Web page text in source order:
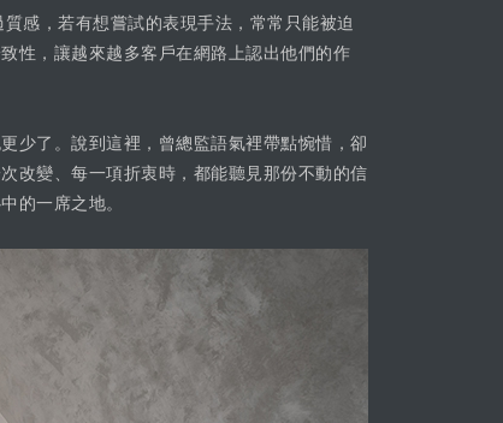
感，若有想嘗試的表現手法，常常只能被迫
性，讓越來越多客戶在網路上認出他們的作
少了。說到這裡，曾總監語氣裡帶點惋惜，卻
改變、每一項折衷時，都能聽見那份不動的信
的一席之地。